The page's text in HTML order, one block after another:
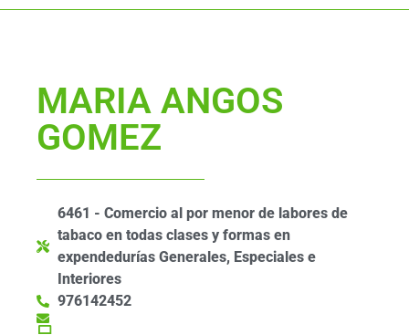
MARIA ANGOS
GOMEZ
6461 - Comercio al por menor de labores de
tabaco en todas clases y formas en
expendedurías Generales, Especiales e
Interiores
976142452